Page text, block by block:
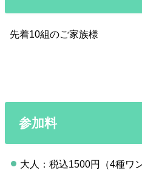
先着10組のご家族様
参加料
大人：税込1500円（4種ワ